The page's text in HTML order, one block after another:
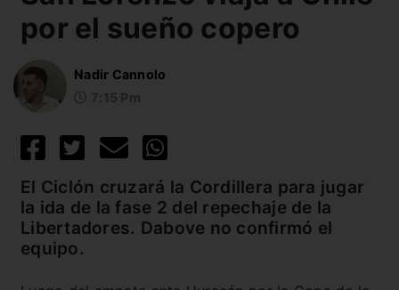
por el sueño copero
Nadir Cannolo
El Ciclón cruzará la Cordillera para jugar
la ida de la fase 2 del repechaje de la
Libertadores. Dabove no confirmó el
equipo.